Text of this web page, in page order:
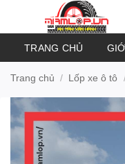
TRANG CHỦ
Trang chủ / Lốp xe ô tô